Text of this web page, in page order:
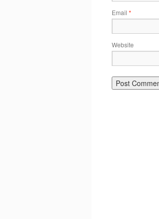
Email *
Website